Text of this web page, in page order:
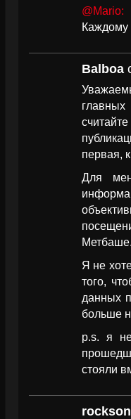
@Mario:
Каждому
Balboa
первая,
Для
Метбаше.
Я не
того,
данных
больше
p.s. я
стояли